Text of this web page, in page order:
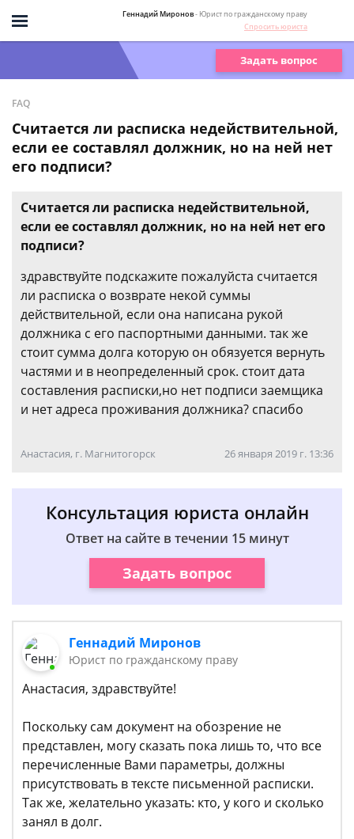
Геннадий Миронов- Юрист по гражданскому праву
Спросить юриста
Задать вопрос
FAQ
Считается ли расписка недействительной,
если ее составлял должник, но на ней нет
его подписи?
Считается ли расписка недействительной,
если ее составлял должник, но на ней нет его
подписи?
здравствуйте подскажите пожалуйста считается
ли расписка о возврате некой суммы
действительной, если она написана рукой
должника с его паспортными данными. так же
стоит сумма долга которую он обязуется вернуть
частями и в неопределенный срок. стоит дата
составления расписки,но нет подписи заемщика
и нет адреса проживания должника? спасибо
Анастасия, г. Магнитогорск 26 января 2019 г. 13:36
Консультация юриста онлайн
Ответ на сайте в течении 15 минут
Задать вопрос
Геннадий Миронов
Юрист по гражданскому праву
Анастасия, здравствуйте!
Поскольку сам документ на обозрение не
представлен, могу сказать пока лишь то, что все
перечисленные Вами параметры, должны
присутствовать в тексте письменной расписки.
Так же, желательно указать: кто, у кого и сколько
занял в долг.